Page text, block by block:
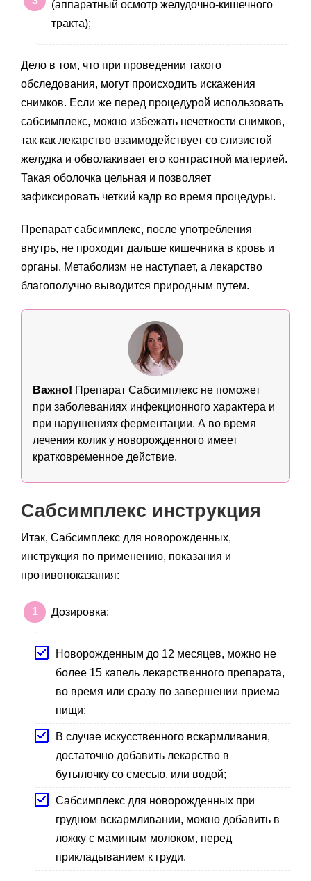
(аппаратный осмотр желудочно-кишечного
тракта);
Дело в том, что при проведении такого
обследования, могут происходить искажения
снимков. Если же перед процедурой использовать
сабсимплекс, можно избежать нечеткости снимков,
так как лекарство взаимодействует со слизистой
желудка и обволакивает его контрастной материей.
Такая оболочка цельная и позволяет
зафиксировать четкий кадр во время процедуры.
Препарат сабсимплекс, после употребления
внутрь, не проходит дальше кишечника в кровь и
органы. Метаболизм не наступает, а лекарство
благополучно выводится природным путем.
Важно! Препарат Сабсимплекс не поможет
при заболеваниях инфекционного характера и
при нарушениях ферментации. А во время
лечения колик у новорожденного имеет
кратковременное действие.
Сабсимплекс инструкция
Итак, Сабсимплекс для новорожденных,
инструкция по применению, показания и
противопоказания:
Дозировка:
Новорожденным до 12 месяцев, можно не
более 15 капель лекарственного препарата,
во время или сразу по завершении приема
пищи;
В случае искусственного вскармливания,
достаточно добавить лекарство в
бутылочку со смесью, или водой;
Сабсимплекс для новорожденных при
грудном вскармливании, можно добавить в
ложку с маминым молоком, перед
прикладыванием к груди.